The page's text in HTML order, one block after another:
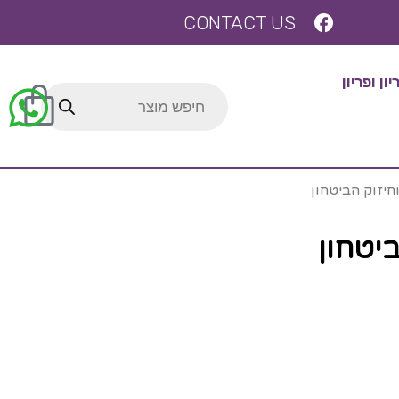
CONTACT US
ופריון
הביטחון